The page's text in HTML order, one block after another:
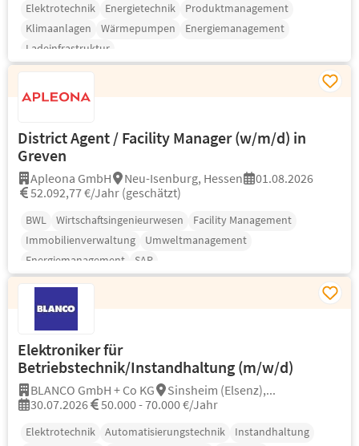
Elektrotechnik Energietechnik
Produktmanagement
Klimaanlagen
Wärmepumpen
Energiemanagement
Ladeinfrastruktur
District Agent / Facility Manager (w/m/d) in
Greven
Apleona GmbH Neu-Isenburg, Hessen
01.08.2026
52.092,77 €/Jahr (geschätzt)
BWL Wirtschaftsingenieurwesen
Facility Management
Immobilienverwaltung
Umweltmanagement
Energiemanagement
SAP
Elektroniker für
Betriebstechnik/Instandhaltung (m/w/d)
BLANCO GmbH + Co KG
Sinsheim (Elsenz),...
30.07.2026
50.000 - 70.000 €/Jahr
Elektrotechnik Automatisierungstechnik
Instandhaltung